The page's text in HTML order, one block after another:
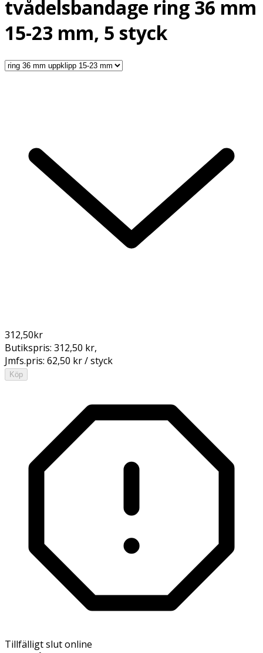
tvådelsbandage ring 36 mm
15-23 mm, 5 styck
312,50kr
Butikspris: 312,50 kr,
Jmfs.pris: 62,50 kr / styck
Köp
Tillfälligt slut online